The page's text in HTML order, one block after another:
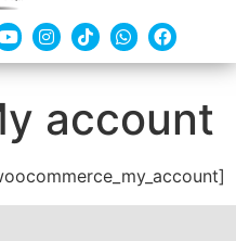
account
[woocommerce_my_account]